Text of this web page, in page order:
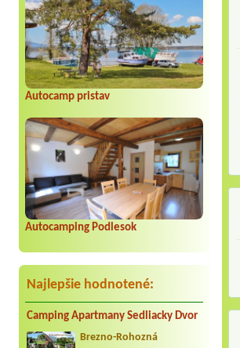
Autocamp pristav
Autocamping Podlesok
Najlepšie hodnotené:
Camping Apartmany Sedliacky Dvor
Brezno-Rohozná